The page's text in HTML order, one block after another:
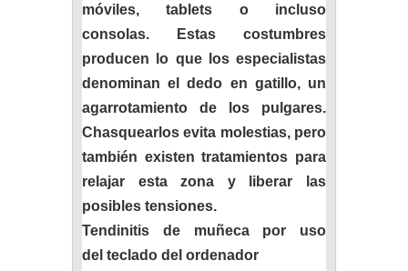
móviles, tablets o incluso
consolas. Estas costumbres
producen lo que los especialistas
denominan el dedo en gatillo, un
agarrotamiento de los pulgares.
Chasquearlos evita molestias, pero
también existen tratamientos para
relajar esta zona y liberar las
posibles tensiones.
Tendinitis de muñeca por uso
del teclado del ordenador